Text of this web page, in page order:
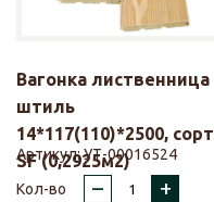
Вагонка лиственница
штиль
14*117(110)*2500, сорт
SF (0,2925м2)
Артикул:УТ-00016524
Кол-во
– +